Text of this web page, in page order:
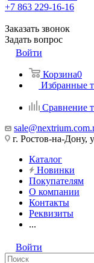
+7 863 229-16-16
Заказать звонок
Задать вопрос
Войти
Корзина0
Избранные
Сравнение
г. Ростов-на-Дону,
Каталог
Новинки
Покупателям
О компании
Контакты
Реквизиты
...
Войти